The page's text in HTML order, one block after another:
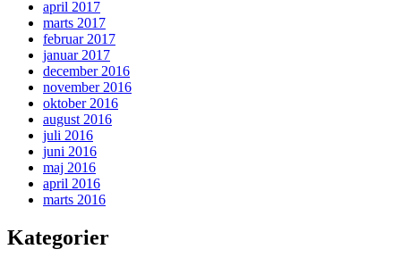
april 2017
marts 2017
februar 2017
januar 2017
december 2016
november 2016
oktober 2016
august 2016
juli 2016
juni 2016
maj 2016
april 2016
marts 2016
Kategorier